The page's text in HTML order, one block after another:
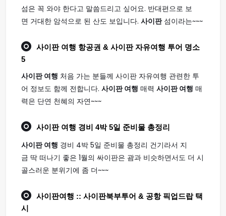
섬은 꼭 와야 한다고 말씀드리고 싶어요. 반대편으로 보
면 거대한 암석으로 된 산도 보입니다. 사이판섬이라는~~~
사이판 여행 항공권 & 사이판 자유여행 투어 명소
5
사이판 여행 처음 가는 분들께 사이판 자유여행 관련한 투
어 정보도 함께 전합니다. 사이판 여행 매력 사이판 여행 매
력은 단연 천혜의 자연~~~
사이판 여행 경비 4박 5일 준비물 총정리
사이판 여행 경비 4박 5일 준비물 총정리 건기라서 지
금 딱 떠나기 좋은 1월의 싸이판은 괌과 비슷하면서도 더 시
골스러운 분위기에 좀 더~~~
사이판여행 :: 사이판북부투어 & 공항 픽업드랍 택
시